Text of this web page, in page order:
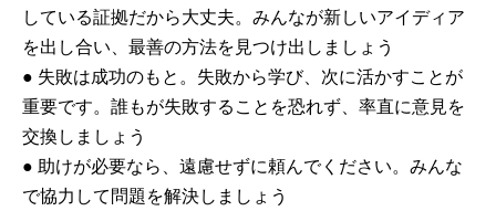
している証拠だから大丈夫。みんなが新しいアイディア
を出し合い、最善の方法を見つけ出しましょう
● 失敗は成功のもと。失敗から学び、次に活かすことが
重要です。誰もが失敗することを恐れず、率直に意見を
交換しましょう
● 助けが必要なら、遠慮せずに頼んでください。みんな
で協力して問題を解決しましょう